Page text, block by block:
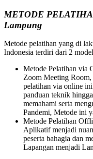
METODE
Lampung
Metode pelatihan yang di
Indonesia terdiri dari 2
Metode Pelatihan via
Zoom Meeting
pelatihan via online
panduan teknik
memahami serta
Pandemi, Metode ini
Metode Pelatihan
Aplikatif menjadi
peserta bahagia dan
Lapangan menjadi